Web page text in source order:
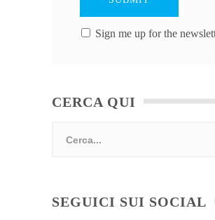
Sign me up for the
CERCA QUI
SEGUICI SUI SOCIAL